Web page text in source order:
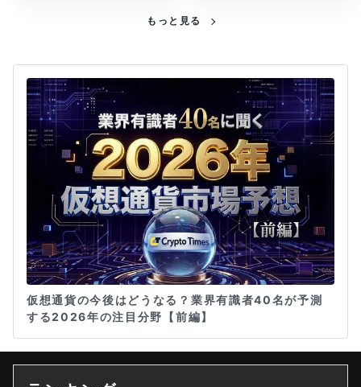
もっと見る
仮想通貨の今後はどうなる？業界有識者40名が予測
する2026年の注目分野【前編】